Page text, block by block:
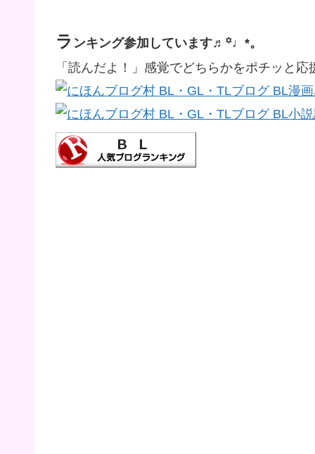
ラ ンキング参加しています♬꙳♩*。
「読んだよ！」感覚でどちらかをポチッと